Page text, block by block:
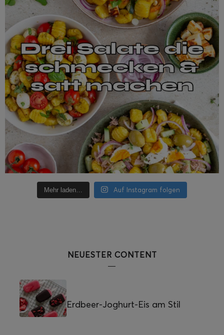
Mehr laden… Auf Instagram folgen
NEUESTER CONTENT
Erdbeer-Joghurt-Eis am Stil